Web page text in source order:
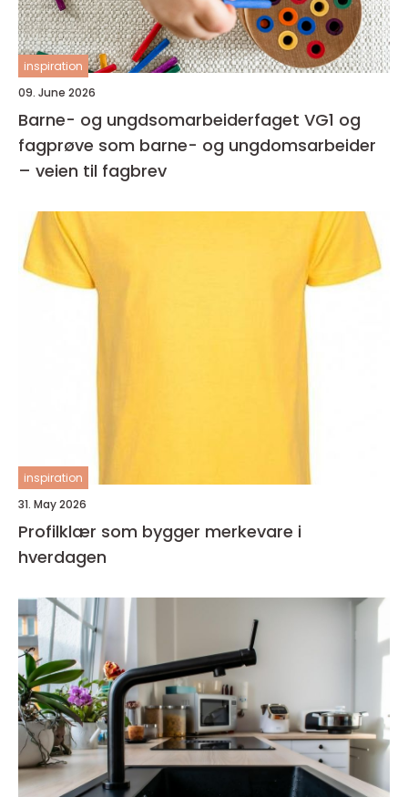
inspiration
09. June 2026
Barne- og ungdsomarbeiderfaget VG1 og
fagprøve som barne- og ungdomsarbeider
– veien til fagbrev
inspiration
31. May 2026
Profilklær som bygger merkevare i
hverdagen